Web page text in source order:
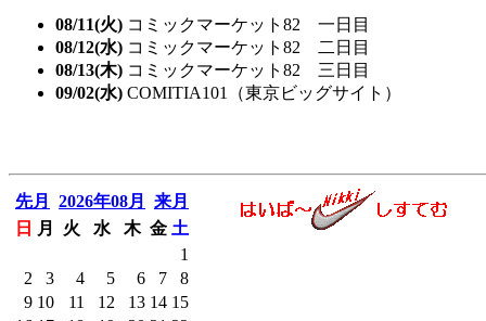
08/11(火) コミックマーケット82 一日目
08/12(水) コミックマーケット82 二日目
08/13(木) コミックマーケット82 三日目
09/02(水) COMITIA101（東京ビッグサイト）
先月 2026年08月
来月
日
月 火 水 木 金 土
1
2
3 4 5 6 7
8
9 10 11 12 13 14 15